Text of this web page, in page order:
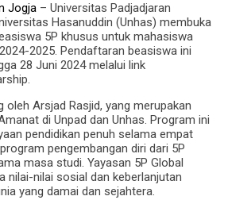
Jogja – Universitas Padjadjaran
Hasanuddin (Unhas) membuka
5P khusus untuk mahasiswa
2025. Pendaftaran beasiswa ini
28 Juni 2024 melalui link
oleh Arsjad Rasjid, yang merupakan
di Unpad dan Unhas. Program ini
pendidikan penuh selama empat
pengembangan diri dari 5P
masa studi. Yayasan 5P Global
nilai-nilai sosial dan keberlanjutan
yang damai dan sejahtera.